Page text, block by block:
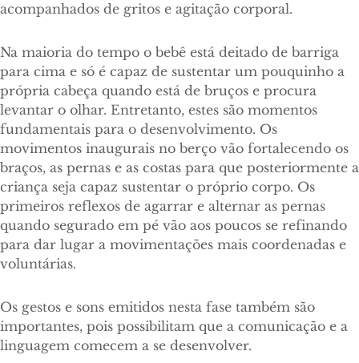
acompanhados de gritos e agitação corporal.
Na maioria do tempo o bebê está deitado de barriga
para cima e só é capaz de sustentar um pouquinho a
própria cabeça quando está de bruços e procura
levantar o olhar. Entretanto, estes são momentos
fundamentais para o desenvolvimento. Os
movimentos inaugurais no berço vão fortalecendo os
braços, as pernas e as costas para que posteriormente a
criança seja capaz sustentar o próprio corpo. Os
primeiros reflexos de agarrar e alternar as pernas
quando segurado em pé vão aos poucos se refinando
para dar lugar a movimentações mais coordenadas e
voluntárias.
Os gestos e sons emitidos nesta fase também são
importantes, pois possibilitam que a comunicação e a
linguagem comecem a se desenvolver.